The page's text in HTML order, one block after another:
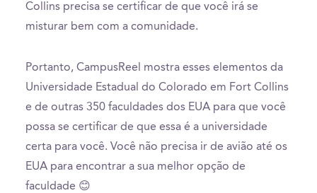
Collins precisa se certificar de que você irá se
misturar bem com a comunidade.
Portanto, CampusReel mostra esses elementos da
Universidade Estadual do Colorado em Fort Collins
e de outras 350 faculdades dos EUA para que você
possa se certificar de que essa é a universidade
certa para você. Você não precisa ir de avião até os
EUA para encontrar a sua melhor opção de
faculdade 😊